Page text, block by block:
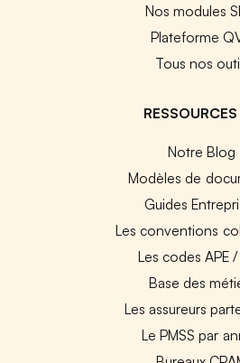
Nos modules
Plateforme
Tous nos
RESSOURCES
Notre Blog
Modèles de
Guides
Les conventions
Les codes APE /
Base des
Les assureurs
Le PMSS par